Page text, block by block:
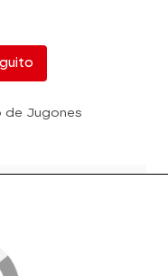
de Jugones